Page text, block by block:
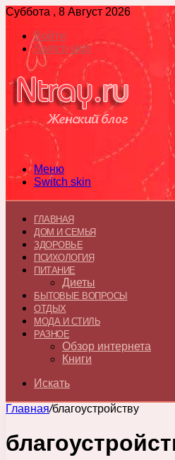
Суббота , 8 Август 2026
Войти
Switch skin
Меню
Switch skin
ГЛАВНАЯ
ДОМ И СЕМЬЯ
ЗДОРОВЬЕ
ПСИХОЛОГИЯ
ПИТАНИЕ
Диеты
БЫТОВЫЕ ВОПРОСЫ
ОТДЫХ
МОДА И СТИЛЬ
РАЗНОЕ
Обзор интернета
Книги
Искать
Главная/благоустройству